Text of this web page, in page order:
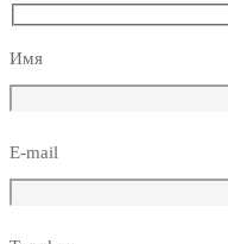
Имя
E-mail